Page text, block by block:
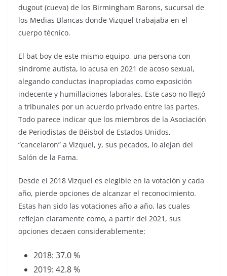
dugout (cueva) de los Birmingham Barons, sucursal de
los Medias Blancas donde Vizquel trabajaba en el
cuerpo técnico.
El bat boy de este mismo equipo, una persona con
síndrome autista, lo acusa en 2021 de acoso sexual,
alegando conductas inapropiadas como exposición
indecente y humillaciones laborales. Este caso no llegó
a tribunales por un acuerdo privado entre las partes.
Todo parece indicar que los miembros de la Asociación
de Periodistas de Béisbol de Estados Unidos,
“cancelaron” a Vizquel, y, sus pecados, lo alejan del
Salón de la Fama.
Desde el 2018 Vizquel es elegible en la votación y cada
año, pierde opciones de alcanzar el reconocimiento.
Estas han sido las votaciones año a año, las cuales
reflejan claramente como, a partir del 2021, sus
opciones decaen considerablemente:
2018: 37.0 %
2019: 42.8 %